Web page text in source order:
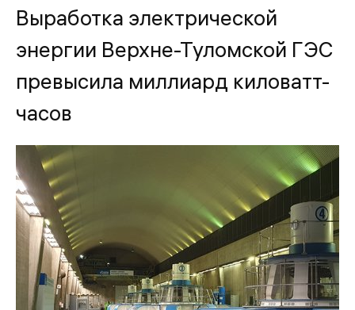
Выработка электрической
энергии Верхне-Туломской ГЭС
превысила миллиард киловатт-
часов